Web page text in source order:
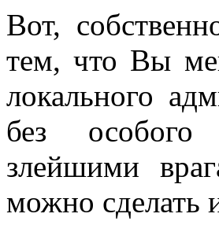
Вот,
тем, что Вы
локального
без
злейшими
можно сделать